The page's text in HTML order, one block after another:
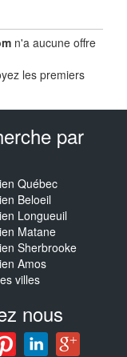
n'a aucune offre
les premiers
par
Québec
Beloeil
Longueuil
Matane
Sherbrooke
Amos
villes
nous